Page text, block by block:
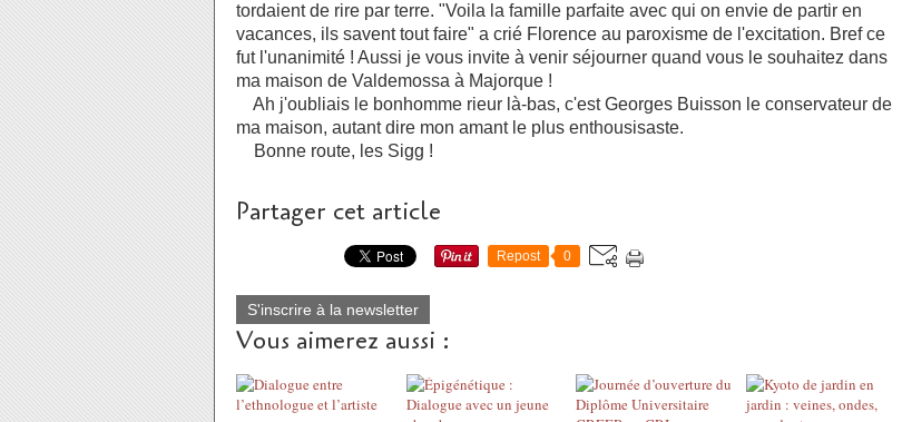
tordaient de rire par terre. "Voila la famille parfaite avec qui on envie de partir en
vacances, ils savent tout faire" a crié Florence au paroxisme de l'excitation. Bref ce
fut l'unanimité ! Aussi je vous invite à venir séjourner quand vous le souhaitez dans
ma maison de Valdemossa à Majorque !
Ah j'oubliais le bonhomme rieur là-bas, c'est Georges Buisson le conservateur de
ma maison, autant dire mon amant le plus enthousisaste.
Bonne route, les Sigg !
Partager cet article
Repost 0
S'inscrire à la newsletter
Vous aimerez aussi :